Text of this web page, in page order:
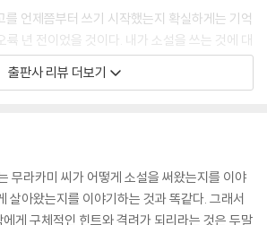
확실하게 기억합니다. 하늘에서 뭔가가 하늘하
을 두 손으로 멋지게 받아낸 듯한 기분이었습니
내 손안에 떨어졌는지, 그 이유는 잘 모르겠습니
모릅니다. 하지만 이유야 어찌 됐건 아무튼 그것
뭐라고 해야 할까, 일종의 계시 같은 것이었습니
진실 파악’이라는 어려운 단어입니다. 알기 쉽게
낌입니다. 바로 그것이 그날 오후에 내 신상에 일
내 인생의 양상이 확 바뀐 것입니다. 데이브 힐
를 언제쯤부터 쓰기 시작했는지 확실하게는 기억
륙 년 전이었을 것이다. 내가 소설을 쓰는 것에 대
설을 써나가는 상황에 대해, 한자리에 정리해서
부터 있어서 일하는 틈틈이 시간을 내 그런 글을
후기」에서
받아온 작가도 없을 것이다. ‘하루키스트’라는
출판사 리뷰 더보기
무라카미 씨가 어떻게 소설을 써왔는지를 이야
살아왔는지를 이야기하는 것과 똑같다. 그래서
게 구체적인 힌트와 격려가 되리라는 것은 두말